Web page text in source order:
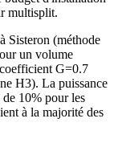
multisplit.
Sisteron (méthode
un volume
G=0.7
H3). La puissance
10% pour les
à la majorité des